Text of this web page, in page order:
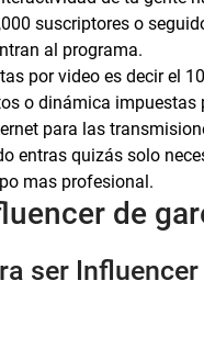
suscriptores o
al programa.
por video es decir el
o dinámica impuestas
para las
entras quizás solo
mas profesional.
de
ser Influencer